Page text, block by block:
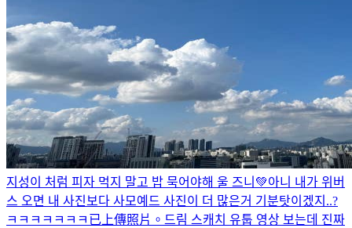
지성이 처럼 피자 먹지 말고 밥 묵어야해 울 즈니💚아니 내가 위버
스 오면 내 사진보다 사모예드 사진이 더 많은거 기분탓이겠지..?
ㅋㅋㅋㅋㅋㅋㅋ 已上傳照片。 드림 스캐치 유툽 영상 보는데 진짜